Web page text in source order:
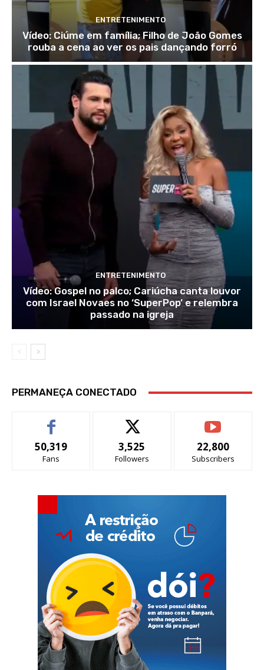
ENTRETENIMENTO
Vídeo: Ciúme em família; Filho de João Gomes
rouba a cena ao ver os pais dançando forró
ENTRETENIMENTO
Vídeo: Gospel no palco; Cariúcha canta louvor
com Israel Novaes no ‘SuperPop’ e relembra
passado na igreja
PERMANEÇA CONECTADO
50,319
Fans
3,525
Followers
22,800
Subscribers